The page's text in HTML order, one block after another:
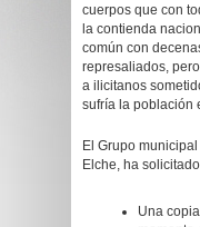
cuerpos que con
la contienda
común con
represaliados,
a ilicitanos
sufría la población
El Grupo
Elche, ha
Una